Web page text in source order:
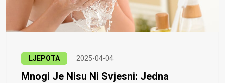
LJEPOTA 2025-04-04
Mnogi Je Nisu Ni Svjesni: Jedna